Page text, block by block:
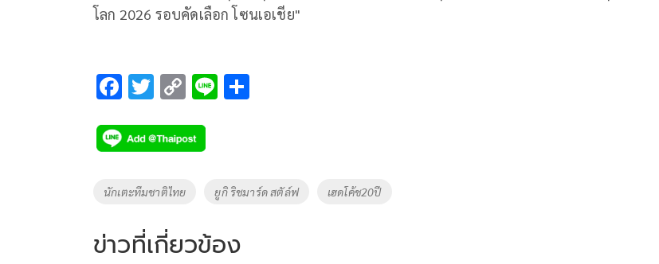
โลก 2026 รอบคัดเลือก โซนเอเชีย"
F
e
b
o
k
T
tt
er
C
p
y
k
Li
Tags
นักเตะทีมชาติไทย ยูกิ ริชมาร์ด สตัล์ฟ เฮดโค้ช20ปี
ข่าวที่เกี่ยวข้อง